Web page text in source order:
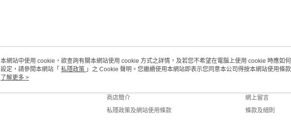
關於我們
商店簡介
私隱政策及網站使用條款
客戶服務
網上留言
條款及細則
本網站中使用 cookie，欲查詢有關本網站使用 cookie 方式之詳情，及若您不希望在電腦上使用 cookie 時應如
設定，請參閱本網站「 私隱政策 」之 Cookie 聲明。您繼續使用本網站即表示您同意本公司得按本網站使用條
用 cookie。
了解更多 >